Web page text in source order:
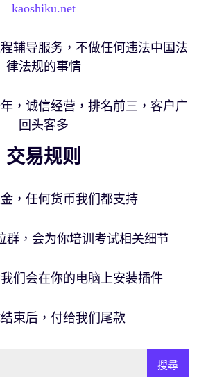
kaoshiku.net
辅导服务，不做任何违法中国法
律法规的事情
，诚信经营，排名前三，客户广
回头客多
交易规则
，任何货币我们都支持
群，会为你培训考试相关细节
们会在你的电脑上安装插件
束后，付给我们尾款